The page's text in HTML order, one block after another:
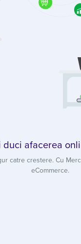
duci afacerea
catre crestere. Cu
eCommerce.